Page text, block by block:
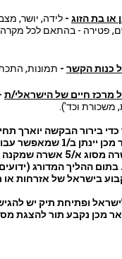
או בת הזוג - לידה, יושר,
שם, פטירה - בהתאם לכל
כנות הקשר - תמונות,
מרכז חיים של הישראלי/ת
משכורת וכד').
בירור הבקשה יוארך
מסוג ב/2 (תייר) לאחר מכן
שלאחר מכן תינתן אשרה מסוג
בתום ההליך המדורג
בישראל של אזרחות
ופתיחת תיק יש
מכן נקבע תור להצגת